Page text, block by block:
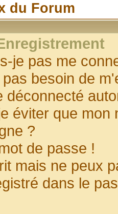
du Forum
je pas me
besoin de
déconnecté
éviter que
?
de passe !
mais ne peux
dans le